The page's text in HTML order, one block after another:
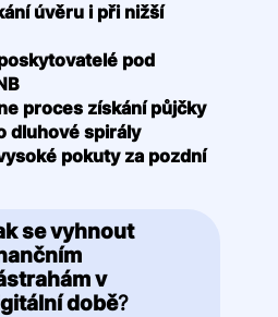
úvěru i při nižší
pod
proces získání půjčky
dluhové spirály
pokuty za pozdní
se vyhnout
v
době?